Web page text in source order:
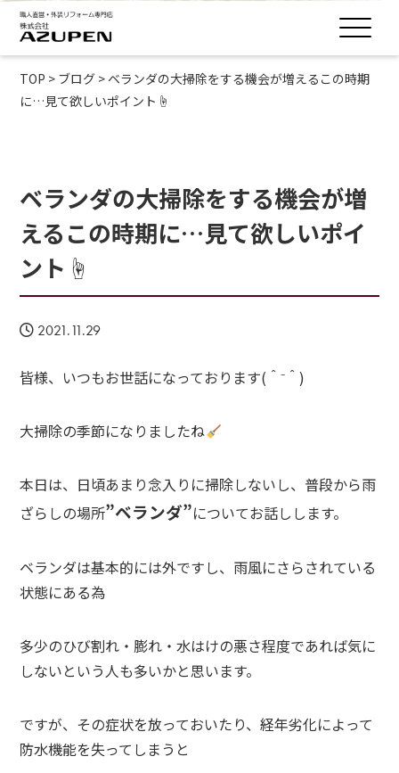
TOP > ブログ > ベランダの大掃除をする機会が増えるこの時期
に…見て欲しいポイント☝
ベランダの大掃除をする機会が増
えるこの時期に…見て欲しいポイ
ント☝
2021.11.29
皆様、いつもお世話になっております(＾⁻＾)
大掃除の季節になりましたね
本日は、日頃あまり念入りに掃除しないし、普段から雨
ざらしの場所”ベランダ”についてお話しします。
ベランダは基本的には外ですし、雨風にさらされている
状態にある為
多少のひび割れ・膨れ・水はけの悪さ程度であれば気に
しないという人も多いかと思います。
ですが、その症状を放っておいたり、経年劣化によって
防水機能を失ってしまうと